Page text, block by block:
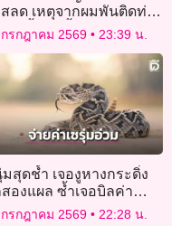
ลด เหตุจากผมพันติดท่อ
ายน้ำจนขึ้นจากก้นสระ
รกฎาคม 2569 23:39 น.
สุดช้ำ เจองูหางกระดิ่ง
องแผล ซ้ำเจอบิลค่า
าอ่วม 1.3 ล้านดอลลาร์
รกฎาคม 2569 22:28 น.